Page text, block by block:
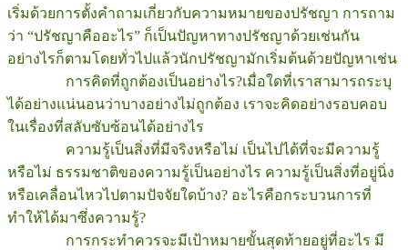
เริ่มด้วยการตั้งคำถามเกี่ยวกับความหมายของปรัชญา การถาม
ว่า “ปรัชญาคืออะไร” ก็เป็นปัญหาทางปรัชญาด้วยเช่นกัน
อย่างไรก็ตามโดยทั่วไปแล้วนักปรัชญามักเริ่มต้นด้วยปัญหาเช่น
การคิดที่ถูกต้องเป็นอย่างไร?เมื่อใดที่เราสามารถระบุ
ได้อย่างแน่นอนว่าบางอย่างไม่ถูกต้อง เราจะคิดอย่างรอบคอบ
ในเรื่องที่สลับซับซ้อนได้อย่างไร
ความรู้เป็นสิ่งที่มีจริงหรือไม่ เป็นไปได้ที่จะมีความรู้
หรือไม่ ธรรมชาติของความรู้เป็นอย่างไร ความรู้เป็นสิ่งที่อยู่นิ่ง
หรือเคลื่อนไหวไปตามปัจจัยใดบ้าง? อะไรคือกระบวนการที่
ทำให้ได้มาซึ่งความรู้?
การกระทำควรจะมีเป้าหมายขั้นสุดท้ายอยู่ที่อะไร มี